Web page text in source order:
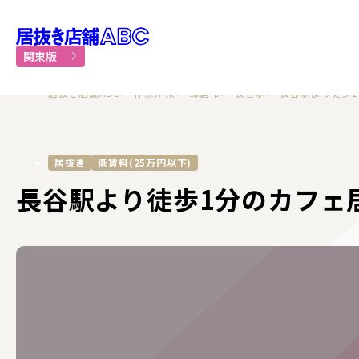
居抜き物件・貸店舗での飲
関東版
居抜き店舗ABC 神奈川県 鎌倉市 長谷駅 長谷駅より徒歩
居抜き 低賃料(25万円以下)
長谷駅より徒歩1分のカフェ